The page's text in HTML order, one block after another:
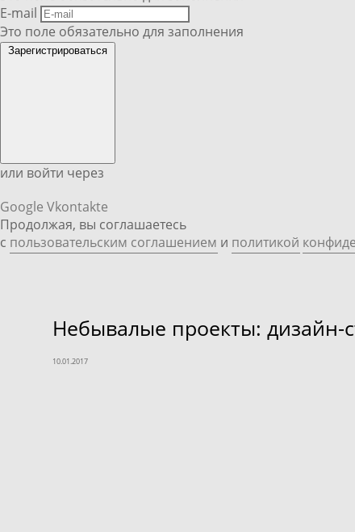
E-mail
Это поле обязательно для заполнения
Зарегистрироваться
или войти через
Google Vkontakte
Продолжая, вы соглашаетесь
с пользовательским соглашением и политикой
Небывалые проекты: дизайн-
10.01.2017